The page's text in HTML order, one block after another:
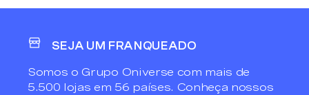
SEJA UM FRANQUEADO
Somos o Grupo Oniverse com mais de
5.500 lojas em 56 países. Conheça nossos